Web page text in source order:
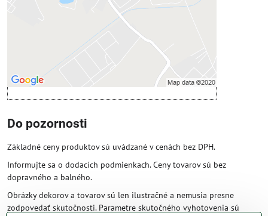
Povoliť a zapamätať - súhlas s druhom
cookie: Funkčné
Otvoriť obsah v novom okne
Do pozornosti
Základné ceny produktov sú uvádzané v cenách bez DPH.
Informujte sa o dodacích podmienkach. Ceny tovarov sú bez
dopravného a balného.
Obrázky dekorov a tovarov sú len ilustračné a nemusia presne
zodpovedať skutočnosti. Parametre skutočného vyhotovenia sú